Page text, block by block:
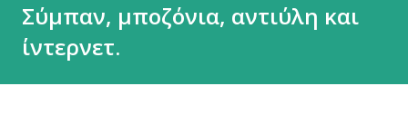
Σύμπαν, μποζόνια, αντιύλη και
ίντερνετ.